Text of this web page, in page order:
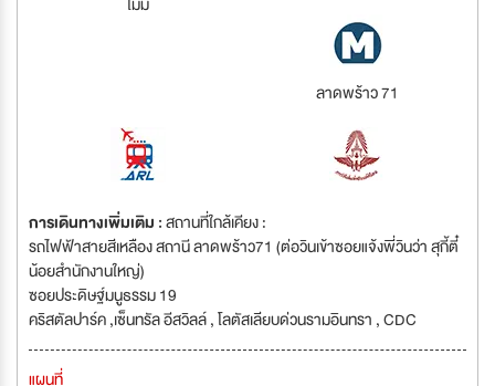
ลาดพร้าว 71
การเดินทางเพิ่มเติม :สถานที่ใกล้เคียง :
รถไฟฟ้าสายสีเหลือง สถานี ลาดพร้าว71 (ต่อวินเข้าซอยแจ้งพี่วินว่า สุกี้ตี๋
น้อยสำนักงานใหญ่)
ซอยประดิษฐ์มนูธรรม 19
คริสตัลปาร์ค ,เซ็นทรัล อีสวิลล์ , โลตัสเลียบด่วนรามอินทรา , CDC
แผนที่